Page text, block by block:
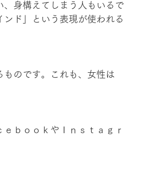
身構えてしまう人もいるで
ド」という表現が使われる
のです。これも、女性は
ｂｏｏｋやＩｎｓｔａｇｒ